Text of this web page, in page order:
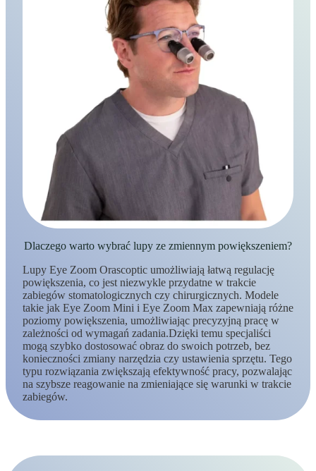
Dlaczego warto wybrać lupy ze zmiennym powiększeniem?
Lupy Eye Zoom Orascoptic umożliwiają łatwą regulację
powiększenia, co jest niezwykle przydatne w trakcie
zabiegów stomatologicznych czy chirurgicznych. Modele
takie jak Eye Zoom Mini i Eye Zoom Max zapewniają różne
poziomy powiększenia, umożliwiając precyzyjną pracę w
zależności od wymagań zadania.Dzięki temu specjaliści
mogą szybko dostosować obraz do swoich potrzeb, bez
konieczności zmiany narzędzia czy ustawienia sprzętu. Tego
typu rozwiązania zwiększają efektywność pracy, pozwalając
na szybsze reagowanie na zmieniające się warunki w trakcie
zabiegów.